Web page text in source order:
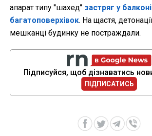
апарат типу "шахед" застряг у балконі
багатоповерхівок. На щастя,
мешканці будинку не постраждали.
Підписуйся, щоб дізнаватись
ПІДПИСАТИСЬ